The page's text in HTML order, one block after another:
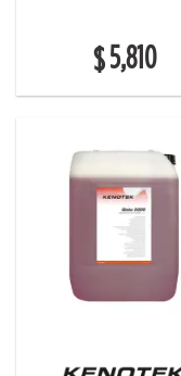
$ 5,810